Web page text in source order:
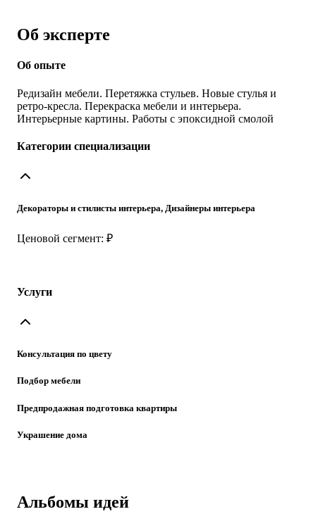
Об эксперте
Об опыте
Редизайн мебели. Перетяжка стульев. Новые стулья и
ретро-кресла. Перекраска мебели и интерьера.
Интерьерные картины. Работы с эпоксидной смолой
Категории специализации
Декораторы и стилисты интерьера, Дизайнеры интерьера
Ценовой сегмент: ₽
Услуги
Консультация по цвету
Подбор мебели
Предпродажная подготовка квартиры
Украшение дома
Альбомы идей